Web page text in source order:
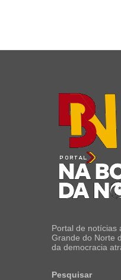
Portal de notícias
Grande do Norte
da democracia
Pesquisar